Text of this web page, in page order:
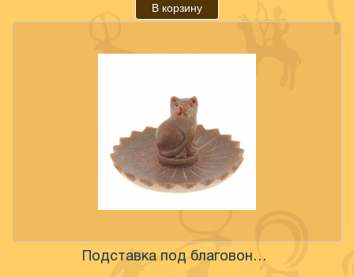
В корзину
Подставка под благовония "Кошка" камень